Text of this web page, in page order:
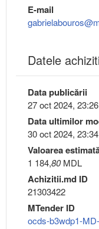
E-mail
Datele
Data publicării
27 oct 2024, 23:26
Data ultimilor
30 oct 2024, 23:34
Valoarea
1 184,80MDL
Achizitii.md ID
21303422
MTender ID
ocds-b3wdp1-